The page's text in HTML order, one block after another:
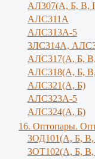
AЛ307(A, Б, В,
АЛС311А
АЛС313А-5
3ЛС314А,
АЛС317(А, Б,
АЛС318(А, Б,
АЛС321(А, Б)
АЛС323А-5
АЛС324(А, Б)
16. Оптопары.
3ОД101(А, Б,
3ОТ102(А, Б,